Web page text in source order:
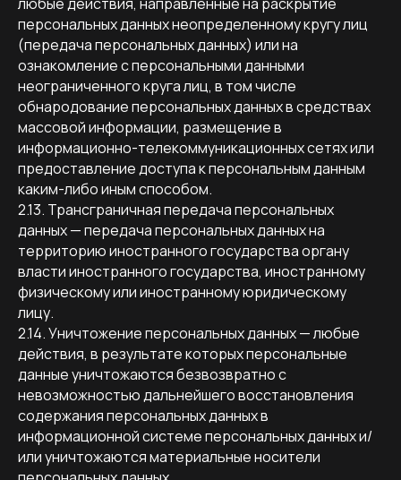
персональных данных неопределенному кругу лиц
(передача персональных данных) или на
ознакомление с персональными данными
неограниченного круга лиц, в том числе
обнародование персональных данных в средствах
массовой информации, размещение в
информационно-телекоммуникационных сетях или
предоставление доступа к персональным данным
каким-либо иным способом.
2.13. Трансграничная передача персональных
данных — передача персональных данных на
территорию иностранного государства органу
власти иностранного государства, иностранному
физическому или иностранному юридическому
лицу.
2.14. Уничтожение персональных данных — любые
действия, в результате которых персональные
данные уничтожаются безвозвратно с
невозможностью дальнейшего восстановления
содержания персональных данных в
информационной системе персональных данных и/
или уничтожаются материальные носители